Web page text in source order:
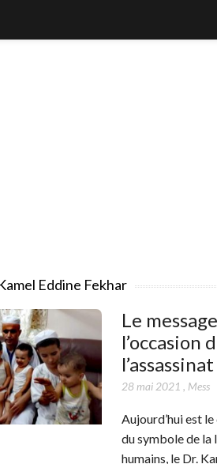
Eddine Fekhar
Le
l’occasion
28 mai 2021 , Mess
Aujourd’hui est
du symbole de
humains, le Dr.